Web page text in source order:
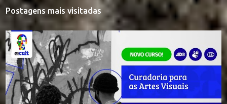
n
t
á
r
i
o
s
Postagens mais visitadas